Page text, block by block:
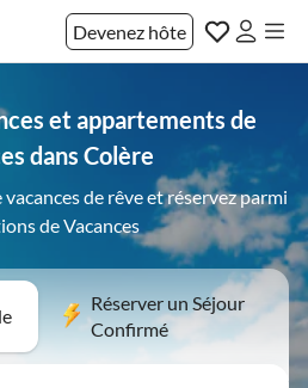
Devenez hôte
et appartements de
dans Colère
de rêve et réservez parmi
de Vacances
Réserver un Séjour
Confirmé